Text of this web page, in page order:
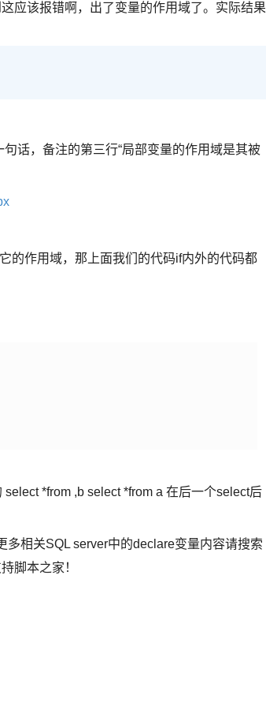
应该报错啊，出了变量的作用域了。实际结果
话，备注的第三行“局部变量的作用域是其被
的作用域，那上面我们的代码if内外的代码都
*from ,b select *from a 在后一个select后
相关SQL server中的declare变量内容请搜索
脚本之家！